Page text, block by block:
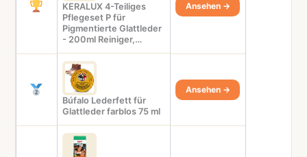
KERALUX 4-Teiliges
Pflegeset P für
Pigmentierte Glattleder
- 200ml Reiniger,…
Ansehen →
Búfalo Lederfett für
Glattleder farblos 75 ml
Ansehen →